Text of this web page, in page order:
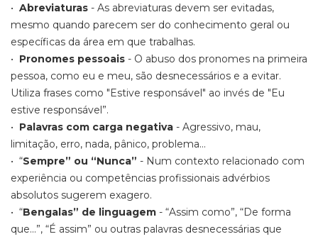
• Abreviaturas - As abreviaturas devem ser evitadas,
mesmo quando parecem ser do conhecimento geral ou
específicas da área em que trabalhas.
• Pronomes pessoais - O abuso dos pronomes na primeira
pessoa, como eu e meu, são desnecessários e a evitar.
Utiliza frases como "Estive responsável" ao invés de "Eu
estive responsável”.
• Palavras com carga negativa - Agressivo, mau,
limitação, erro, nada, pânico, problema...
• “Sempre” ou “Nunca” - Num contexto relacionado com
experiência ou competências profissionais advérbios
absolutos sugerem exagero.
• “Bengalas” de linguagem - “Assim como”, “De forma
que...”, “É assim” ou outras palavras desnecessárias que